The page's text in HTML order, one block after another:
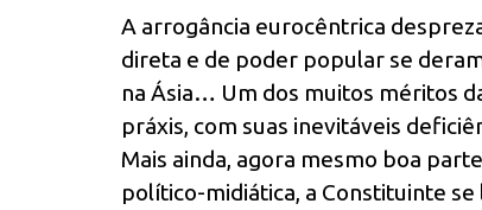
A arrogância eurocêntrica
direta e de poder popular se
na Ásia… Um dos muitos méritos
práxis, com suas inevitáveis
Mais ainda, agora mesmo boa
político-midiática, a Constituinte